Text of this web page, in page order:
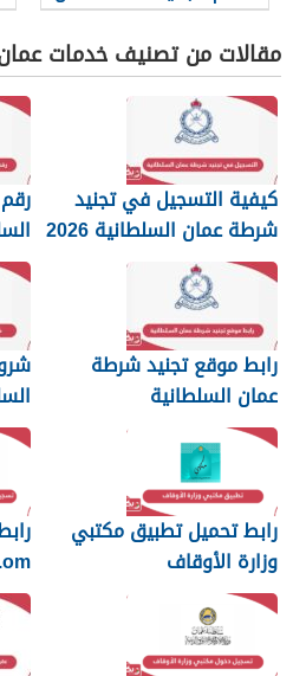
2026
مقالات من تصنيف خدمات
كيفية التسجيل في تجنيد
شرطة عمان السلطانية 2026
رابط موقع تجنيد شرطة
عمان السلطانية
رابط تحميل تطبيق مكتبي
وزارة الأوقاف